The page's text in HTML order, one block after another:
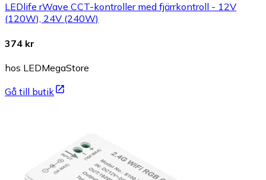
LEDlife rWave CCT-kontroller med fjärrkontroll - 12V
(120W), 24V (240W)
374 kr
hos LEDMegaStore
Gå till butik